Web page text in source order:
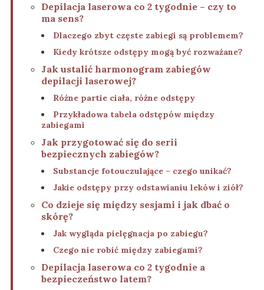
Depilacja laserowa co 2 tygodnie – czy to
ma sens?
Dlaczego zbyt częste zabiegi są problemem?
Kiedy krótsze odstępy mogą być rozważane?
Jak ustalić harmonogram zabiegów
depilacji laserowej?
Różne partie ciała, różne odstępy
Przykładowa tabela odstępów między
zabiegami
Jak przygotować się do serii
bezpiecznych zabiegów?
Substancje fotouczulające – czego unikać?
Jakie odstępy przy odstawianiu leków i ziół?
Co dzieje się między sesjami i jak dbać o
skórę?
Jak wygląda pielęgnacja po zabiegu?
Czego nie robić między zabiegami?
Depilacja laserowa co 2 tygodnie a
bezpieczeństwo latem?